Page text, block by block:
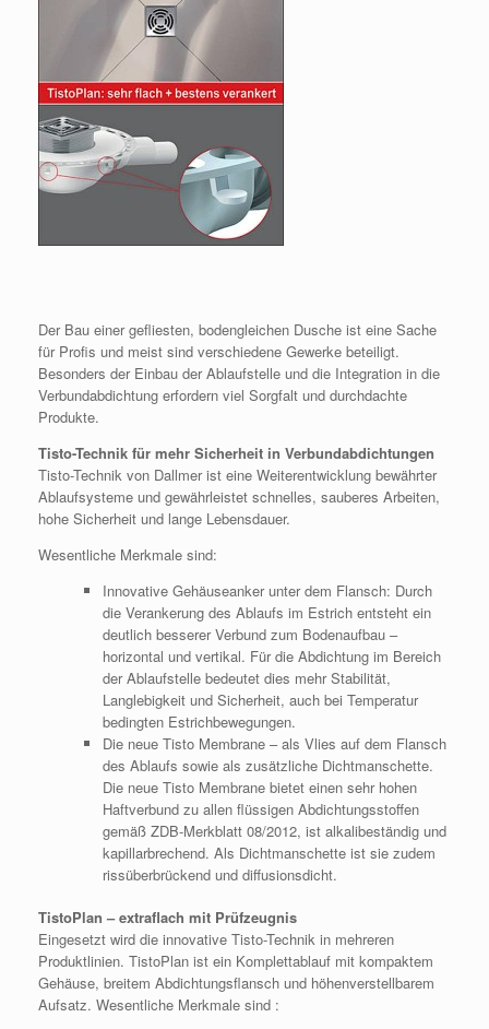
Der Bau einer gefliesten, bodengleichen Dusche ist eine Sache
für Profis und meist sind verschiedene Gewerke beteiligt.
Besonders der Einbau der Ablaufstelle und die Integration in die
Verbundabdichtung erfordern viel Sorgfalt und durchdachte
Produkte.
Tisto-Technik für mehr Sicherheit in Verbundabdichtungen
Tisto-Technik von Dallmer ist eine Weiterentwicklung bewährter
Ablaufsysteme und gewährleistet schnelles, sauberes Arbeiten,
hohe Sicherheit und lange Lebensdauer.
Wesentliche Merkmale sind:
Innovative Gehäuseanker unter dem Flansch: Durch
die Verankerung des Ablaufs im Estrich entsteht ein
deutlich besserer Verbund zum Bodenaufbau –
horizontal und vertikal. Für die Abdichtung im Bereich
der Ablaufstelle bedeutet dies mehr Stabilität,
Langlebigkeit und Sicherheit, auch bei Temperatur
bedingten Estrichbewegungen.
Die neue Tisto Membrane – als Vlies auf dem Flansch
des Ablaufs sowie als zusätzliche Dichtmanschette.
Die neue Tisto Membrane bietet einen sehr hohen
Haftverbund zu allen flüssigen Abdichtungsstoffen
gemäß ZDB-Merkblatt 08/2012, ist alkalibeständig und
kapillarbrechend. Als Dichtmanschette ist sie zudem
rissüberbrückend und diffusionsdicht.
TistoPlan – extraflach mit Prüfzeugnis
Eingesetzt wird die innovative Tisto-Technik in mehreren
Produktlinien. TistoPlan ist ein Komplettablauf mit kompaktem
Gehäuse, breitem Abdichtungsflansch und höhenverstellbarem
Aufsatz. Wesentliche Merkmale sind :